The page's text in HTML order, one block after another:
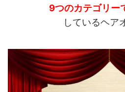
9つのカテゴリー
しているヘア